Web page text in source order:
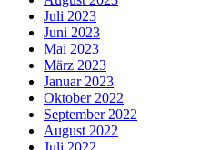
Juli 2023
Juni 2023
Mai 2023
März 2023
Januar 2023
Oktober 2022
September 2022
August 2022